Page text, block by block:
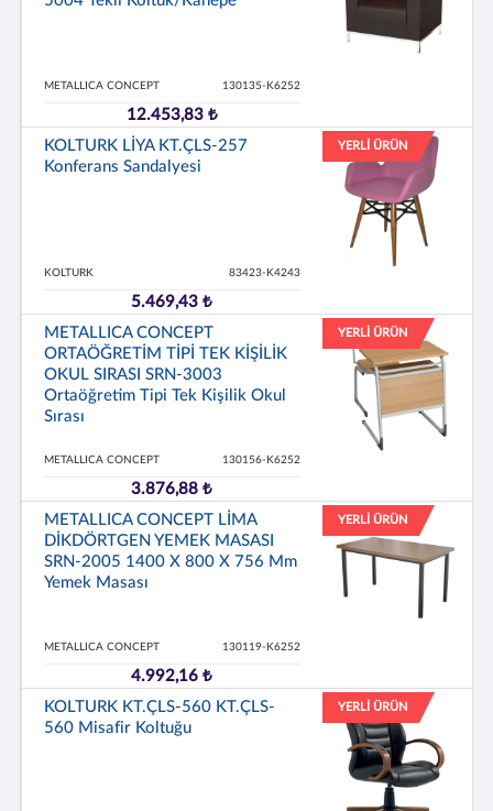
METALLICA CONCEPT 130135-K6252
12.453,83 ₺
KOLTURK LİYA KT.ÇLS-257
Konferans Sandalyesi
KOLTURK 83423-K4243
5.469,43 ₺
YERLİ ÜRÜN
METALLICA CONCEPT
ORTAÖĞRETİM TİPİ TEK KİŞİLİK
OKUL SIRASI SRN-3003
Ortaöğretim Tipi Tek Kişilik Okul
Sırası
METALLICA CONCEPT 130156-K6252
3.876,88 ₺
YERLİ ÜRÜN
METALLICA CONCEPT LİMA
DİKDÖRTGEN YEMEK MASASI
SRN-2005 1400 X 800 X 756 Mm
Yemek Masası
METALLICA CONCEPT 130119-K6252
4.992,16 ₺
YERLİ ÜRÜN
KOLTURK KT.ÇLS-560 KT.ÇLS-
560 Misafir Koltuğu
YERLİ ÜRÜN